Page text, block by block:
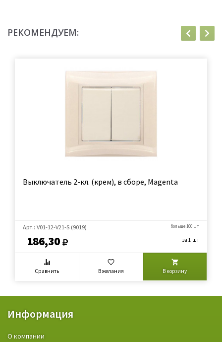
РЕКОМЕНДУЕМ:
Выключатель 2-кл. (крем), в сборе, Magenta
Арт.: V01-12-V21-S (9019)
186,30
больше 100 шт
за 1 шт
Сравнить В желания В корзину
Информация
О компании